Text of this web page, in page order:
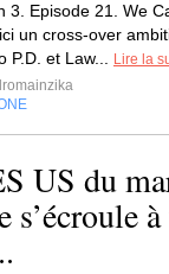
3. Episode 21. We
un cross-over
P.D. et Law...
Lire la
US du